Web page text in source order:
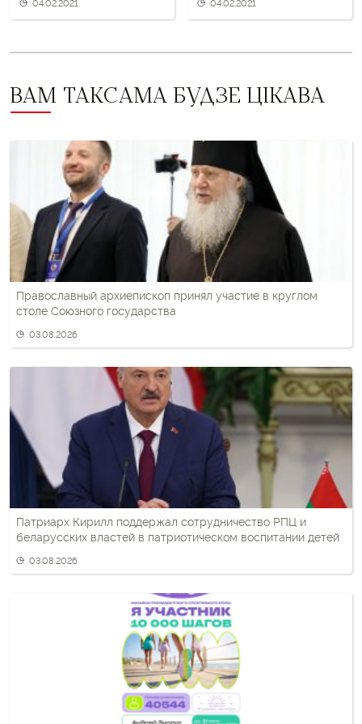
04.02.2021
Беларуси
04.02.2021
ВАМ ТАКСАМА БУДЗЕ ЦІКАВА
Православный архиепископ принял участие в круглом
столе Союзного государства
03.08.2026
Патриарх Кирилл поддержал сотрудничество РПЦ и
беларусских властей в патриотическом воспитании детей
03.08.2026